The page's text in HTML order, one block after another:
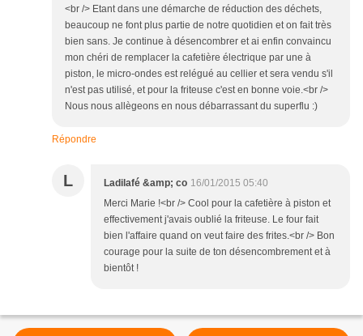
<br /> Etant dans une démarche de réduction des déchets,
beaucoup ne font plus partie de notre quotidien et on fait très
bien sans. Je continue à désencombrer et ai enfin convaincu
mon chéri de remplacer la cafetière électrique par une à
piston, le micro-ondes est relégué au cellier et sera vendu s'il
n'est pas utilisé, et pour la friteuse c'est en bonne voie.<br />
Nous nous allègeons en nous débarrassant du superflu :)
Répondre
L Ladilafé &amp; co 16/01/2015 05:40
Merci Marie !<br /> Cool pour la cafetière à piston et
effectivement j'avais oublié la friteuse. Le four fait
bien l'affaire quand on veut faire des frites.<br /> Bon
courage pour la suite de ton désencombrement et à
bientôt !